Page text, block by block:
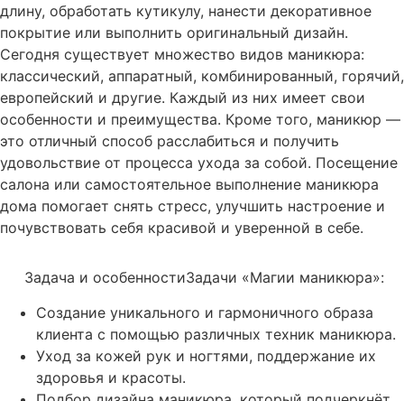
длину, обработать кутикулу, нанести декоративное
покрытие или выполнить оригинальный дизайн.
Сегодня существует множество видов маникюра:
классический, аппаратный, комбинированный, горячий,
европейский и другие. Каждый из них имеет свои
особенности и преимущества. Кроме того, маникюр —
это отличный способ расслабиться и получить
удовольствие от процесса ухода за собой. Посещение
салона или самостоятельное выполнение маникюра
дома помогает снять стресс, улучшить настроение и
почувствовать себя красивой и уверенной в себе.
Задача и особенностиЗадачи «Магии маникюра»:
Создание уникального и гармоничного образа
клиента с помощью различных техник маникюра.
Уход за кожей рук и ногтями, поддержание их
здоровья и красоты.